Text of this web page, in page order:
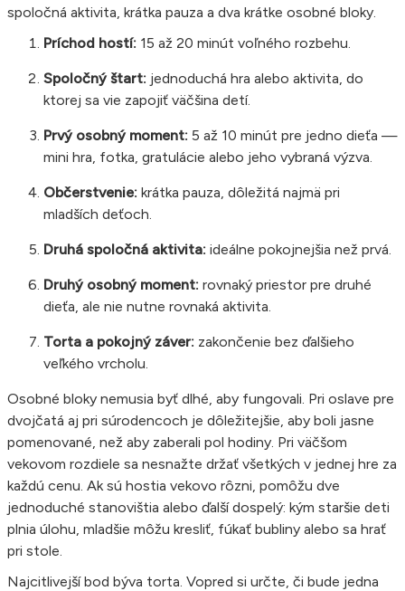
spoločná aktivita, krátka pauza a dva krátke osobné bloky.
Príchod hostí: 15 až 20 minút voľného rozbehu.
Spoločný štart: jednoduchá hra alebo aktivita, do
ktorej sa vie zapojiť väčšina detí.
Prvý osobný moment: 5 až 10 minút pre jedno dieťa —
mini hra, fotka, gratulácie alebo jeho vybraná výzva.
Občerstvenie: krátka pauza, dôležitá najmä pri
mladších deťoch.
Druhá spoločná aktivita: ideálne pokojnejšia než prvá.
Druhý osobný moment: rovnaký priestor pre druhé
dieťa, ale nie nutne rovnaká aktivita.
Torta a pokojný záver: zakončenie bez ďalšieho
veľkého vrcholu.
Osobné bloky nemusia byť dlhé, aby fungovali. Pri oslave pre
dvojčatá aj pri súrodencoch je dôležitejšie, aby boli jasne
pomenované, než aby zaberali pol hodiny. Pri väčšom
vekovom rozdiele sa nesnažte držať všetkých v jednej hre za
každú cenu. Ak sú hostia vekovo rôzni, pomôžu dve
jednoduché stanovištia alebo ďalší dospelý: kým staršie deti
plnia úlohu, mladšie môžu kresliť, fúkať bubliny alebo sa hrať
pri stole.
Najcitlivejší bod býva torta. Vopred si určte, či bude jedna